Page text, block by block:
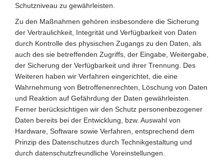
Schutzniveau zu gewährleisten.
Zu den Maßnahmen gehören insbesondere die Sicherung
der Vertraulichkeit, Integrität und Verfügbarkeit von Daten
durch Kontrolle des physischen Zugangs zu den Daten, als
auch des sie betreffenden Zugriffs, der Eingabe, Weitergabe,
der Sicherung der Verfügbarkeit und ihrer Trennung. Des
Weiteren haben wir Verfahren eingerichtet, die eine
Wahrnehmung von Betroffenenrechten, Löschung von Daten
und Reaktion auf Gefährdung der Daten gewährleisten.
Ferner berücksichtigen wir den Schutz personenbezogener
Daten bereits bei der Entwicklung, bzw. Auswahl von
Hardware, Software sowie Verfahren, entsprechend dem
Prinzip des Datenschutzes durch Technikgestaltung und
durch datenschutzfreundliche Voreinstellungen.